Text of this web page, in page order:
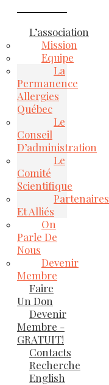
L’association
Mission
Equipe
La
Permanence
Allergies
Québec
Le
Conseil
D’administration
Le
Comité
Scientifique
Partenaires
Et Alliés
On
Parle De
Nous
Devenir
Membre
Faire
Un Don
Devenir
Membre -
GRATUIT!
Contacts
Recherche
English